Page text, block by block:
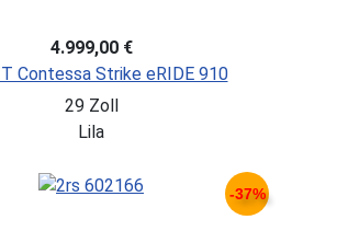
4.999,00 €
Contessa Strike eRIDE 910
29 Zoll
Lila
-37%